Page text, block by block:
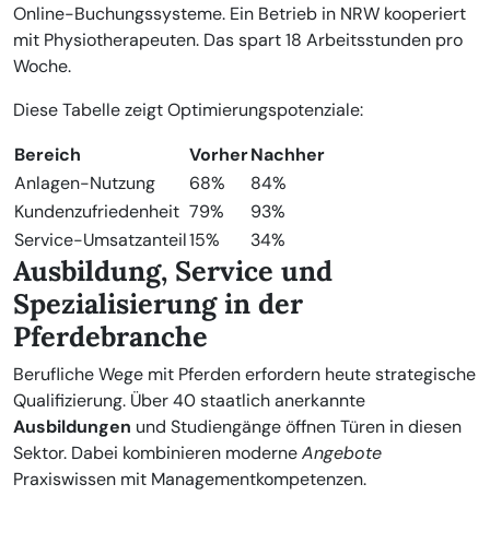
Online-Buchungssysteme. Ein Betrieb in NRW kooperiert
mit Physiotherapeuten. Das spart 18 Arbeitsstunden pro
Woche.
Diese Tabelle zeigt Optimierungspotenziale:
Bereich
VorherNachher
Anlagen-Nutzung
68%
84%
Kundenzufriedenheit 79%
93%
Service-Umsatzanteil15% 34%
Ausbildung, Service und
Spezialisierung in der
Pferdebranche
Berufliche Wege mit Pferden erfordern heute strategische
Qualifizierung. Über 40 staatlich anerkannte
Ausbildungen und Studiengänge öffnen Türen in diesen
Sektor. Dabei kombinieren moderneAngebote
Praxiswissen mit Managementkompetenzen.